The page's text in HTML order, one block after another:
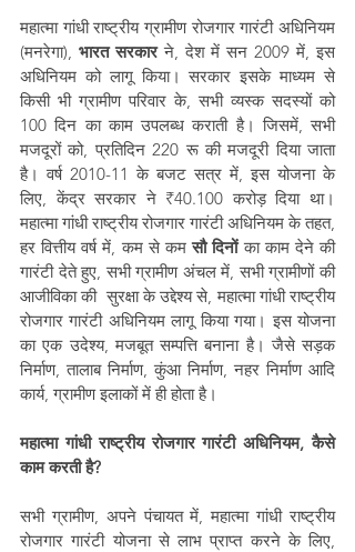
महात्मा गांधी राष्ट्रीय ग्रामीण रोजगार गारंटी अधिनियम
(मनरेगा), भारत सरकार ने, देश में सन 2009 में, इस
अधिनियम को लागू किया। सरकार इसके माध्यम से
किसी भी ग्रामीण परिवार के, सभी व्यस्क सदस्यों को
100 दिन का काम उपलब्ध कराती है। जिसमें, सभी
मजदूरों को, प्रतिदिन 220 रू की मजदूरी दिया जाता
है। वर्ष 2010-11 के बजट सत्र में, इस योजना के
लिए, केंद्र सरकार ने ₹40.100 करोड़ दिया था।
महात्मा गांधी राष्ट्रीय रोजगार गारंटी अधिनियम के तहत,
हर वित्तीय वर्ष में, कम से कम सौ दिनों का काम देने की
गारंटी देते हुए, सभी ग्रामीण अंचल में, सभी ग्रामीणों की
आजीविका की  सुरक्षा के उद्देश्य से, महात्मा गांधी राष्ट्रीय
रोजगार गारंटी अधिनियम लागू किया गया। इस योजना
का एक उदेश्य, मजबूत सम्पत्ति बनाना है। जैसे सड़क
निर्माण, तालाब निर्माण, कुंआ निर्माण, नहर निर्माण आदि
कार्य, ग्रामीण इलाकों में ही होता है।
महात्मा गांधी राष्ट्रीय रोजगार गारंटी अधिनियम, कैसे
काम करती है?
सभी ग्रामीण, अपने पंचायत में, महात्मा गांधी राष्ट्रीय
रोजगार गारंटी योजना से लाभ प्राप्त करने के लिए,